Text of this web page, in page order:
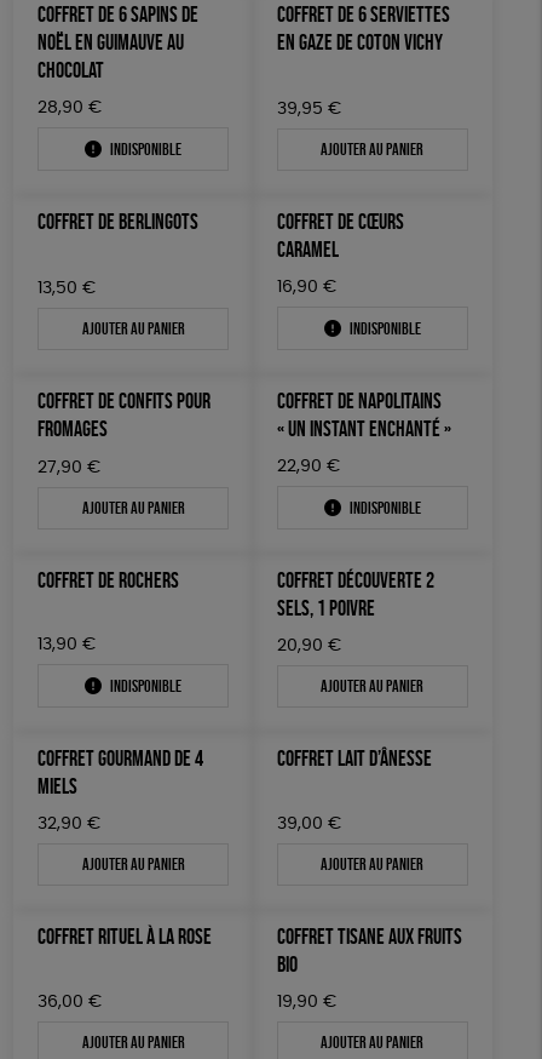
COFFRET DE 6 SAPINS DE
NOËL EN GUIMAUVE AU
CHOCOLAT
28,90 €
Indisponible
COFFRET DE 6 SERVIETTES
EN GAZE DE COTON VICHY
39,95 €
Ajouter au panier
COFFRET DE BERLINGOTS
13,50 €
Ajouter au panier
COFFRET DE CŒURS
CARAMEL
16,90 €
Indisponible
COFFRET DE CONFITS POUR
FROMAGES
27,90 €
Ajouter au panier
COFFRET DE NAPOLITAINS
« UN INSTANT ENCHANTÉ »
22,90 €
Indisponible
COFFRET DE ROCHERS
13,90 €
Indisponible
COFFRET DÉCOUVERTE 2
SELS, 1 POIVRE
20,90 €
Ajouter au panier
COFFRET GOURMAND DE 4
MIELS
32,90 €
Ajouter au panier
COFFRET LAIT D’ÂNESSE
39,00 €
Ajouter au panier
COFFRET RITUEL À LA ROSE
36,00 €
Ajouter au panier
COFFRET TISANE AUX FRUITS
BIO
19,90 €
Ajouter au panier